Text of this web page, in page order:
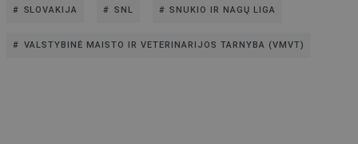
SLOVAKIJA SNL SNUKIO IR NAGŲ LIGA
VALSTYBINĖ MAISTO IR VETERINARIJOS TARNYBA (VMVT)